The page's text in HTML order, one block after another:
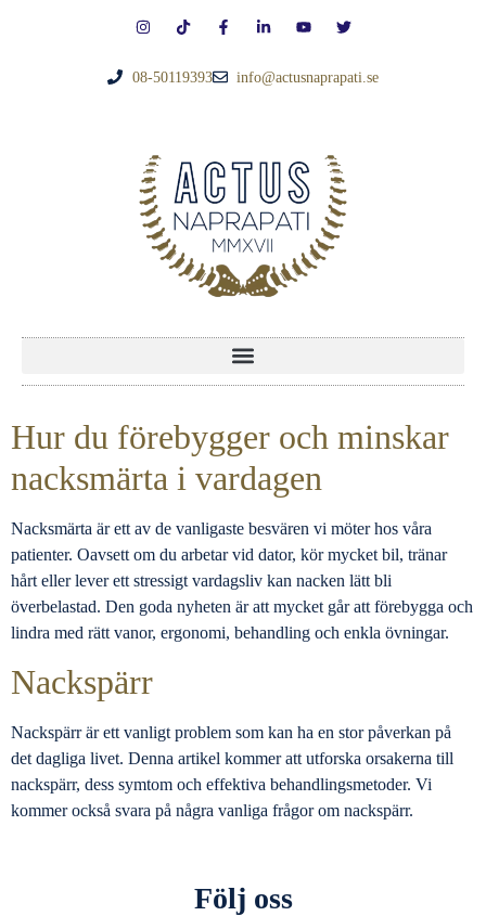
08-50119393 info@actusnaprapati.se
Hur du förebygger och minskar
nacksmärta i vardagen
Nacksmärta är ett av de vanligaste besvären vi möter hos våra
patienter. Oavsett om du arbetar vid dator, kör mycket bil, tränar
hårt eller lever ett stressigt vardagsliv kan nacken lätt bli
överbelastad. Den goda nyheten är att mycket går att förebygga och
lindra med rätt vanor, ergonomi, behandling och enkla övningar.
Nackspärr
Nackspärr är ett vanligt problem som kan ha en stor påverkan på
det dagliga livet. Denna artikel kommer att utforska orsakerna till
nackspärr, dess symtom och effektiva behandlingsmetoder. Vi
kommer också svara på några vanliga frågor om nackspärr.
Följ oss